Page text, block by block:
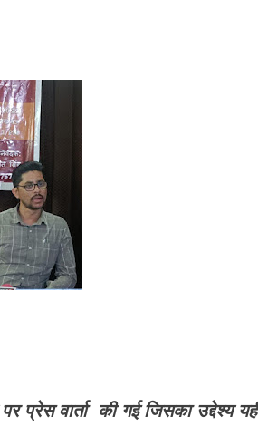
वार्ता की गई जिसका उद्देश्य